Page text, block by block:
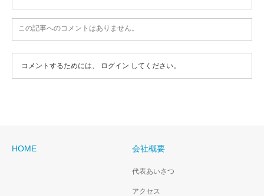
この記事へのコメントはありません。
コメントするためには、 ログイン してください。
HOME 会社概要
代表あいさつ
アクセス